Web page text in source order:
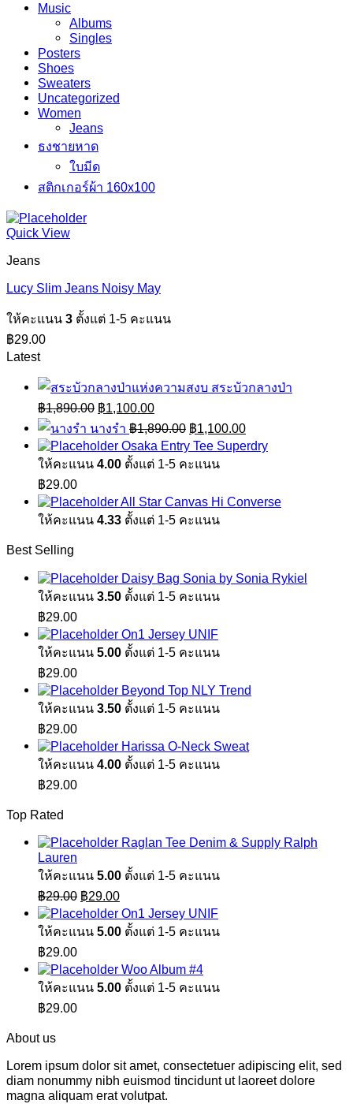
Music
Albums
Singles
Posters
Shoes
Sweaters
Uncategorized
Women
Jeans
ธงชายหาด
ใบมีด
สติกเกอร์ผ้า 160x100
Quick View
Jeans
Lucy Slim Jeans Noisy May
ให้คะแนน 3 ตั้งแต่ 1-5 คะแนน
฿29.00
Latest
สระบัวกลางป่า
฿1,890.00 Original
price
was:
฿1,890.00.
฿1,100.00Current
price
is:
฿1,100.00.
นางรำ ฿1,890.00 Original
price
was:
฿1,890.00.
฿1,100.00Current
price
is:
Osaka Entry Tee Superdry
ให้คะแนน 4.00 ตั้งแต่ 1-5 คะแนน
฿29.00
All Star Canvas Hi Converse
ให้คะแนน 4.33 ตั้งแต่ 1-5 คะแนน
Best Selling
Daisy Bag Sonia by Sonia Rykiel
ให้คะแนน 3.50 ตั้งแต่ 1-5 คะแนน
฿29.00
On1 Jersey UNIF
ให้คะแนน 5.00 ตั้งแต่ 1-5 คะแนน
฿29.00
Beyond Top NLY Trend
ให้คะแนน 3.50 ตั้งแต่ 1-5 คะแนน
฿29.00
Harissa O-Neck Sweat
ให้คะแนน 4.00 ตั้งแต่ 1-5 คะแนน
฿29.00
Top Rated
Raglan Tee Denim & Supply Ralph
Lauren
ให้คะแนน 5.00 ตั้งแต่ 1-5 คะแนน
฿29.00 Original
price
was:
฿29.00.
฿29.00Current
price
is:
฿29.00.
On1 Jersey UNIF
ให้คะแนน 5.00 ตั้งแต่ 1-5 คะแนน
฿29.00
Woo Album #4
ให้คะแนน 5.00 ตั้งแต่ 1-5 คะแนน
฿29.00
About us
Lorem ipsum dolor sit amet, consectetuer adipiscing elit, sed
diam nonummy nibh euismod tincidunt ut laoreet dolore
magna aliquam erat volutpat.